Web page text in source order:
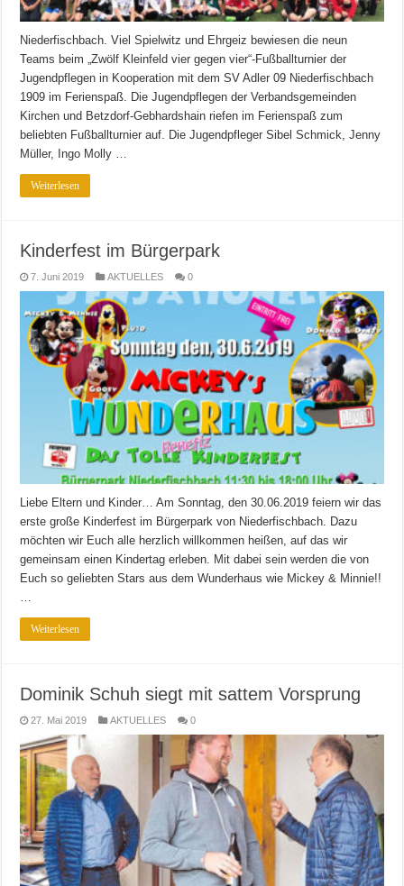
Niederfischbach. Viel Spielwitz und Ehrgeiz bewiesen die neun
Teams beim „Zwölf Kleinfeld vier gegen vier“-Fußballturnier der
Jugendpflegen in Kooperation mit dem SV Adler 09 Niederfischbach
1909 im Ferienspaß. Die Jugendpflegen der Verbandsgemeinden
Kirchen und Betzdorf-Gebhardshain riefen im Ferienspaß zum
beliebten Fußballturnier auf. Die Jugendpfleger Sibel Schmick, Jenny
Müller, Ingo Molly …
Weiterlesen
Kinderfest im Bürgerpark
7. Juni 2019 AKTUELLES 0
Liebe Eltern und Kinder… Am Sonntag, den 30.06.2019 feiern wir das
erste große Kinderfest im Bürgerpark von Niederfischbach. Dazu
möchten wir Euch alle herzlich willkommen heißen, auf das wir
gemeinsam einen Kindertag erleben. Mit dabei sein werden die von
Euch so geliebten Stars aus dem Wunderhaus wie Mickey & Minnie!!
…
Weiterlesen
Dominik Schuh siegt mit sattem Vorsprung
27. Mai 2019 AKTUELLES 0